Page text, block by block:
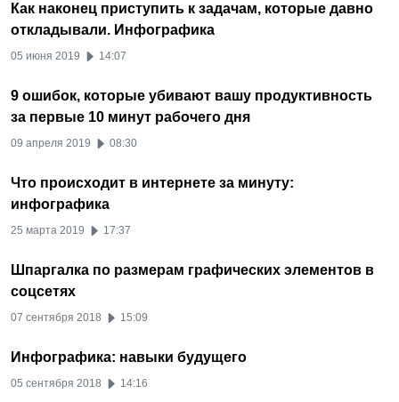
Как наконец приступить к задачам, которые давно
откладывали. Инфографика
05 июня 2019 14:07
9 ошибок, которые убивают вашу продуктивность
за первые 10 минут рабочего дня
09 апреля 2019 08:30
Что происходит в интернете за минуту:
инфографика
25 марта 2019 17:37
Шпаргалка по размерам графических элементов в
соцсетях
07 сентября 2018 15:09
Инфографика: навыки будущего
05 сентября 2018 14:16